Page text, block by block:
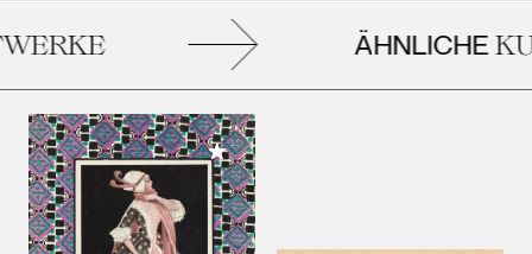
ÄHNLICHE
Meiner Sammlung hinzufügen